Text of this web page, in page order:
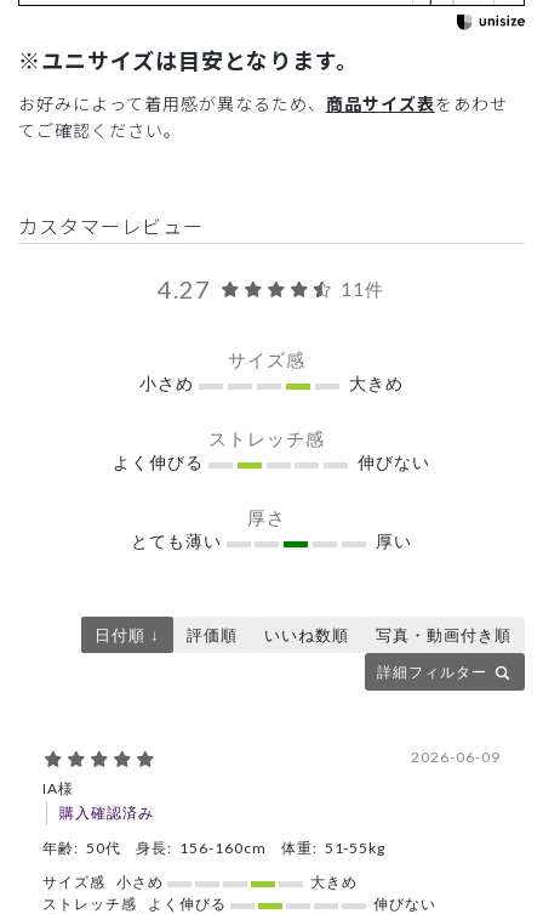
※ユニサイズは目安となります。
お好みによって着用感が異なるため、 商品サイズ表をあわせ
てご確認ください。
カスタマーレビュー
4.27 11件
サイズ感
小さめ 大きめ
ストレッチ感
よく伸びる 伸びない
厚さ
とても薄い 厚い
詳細フィルター
日付順 ↓ 評価順 いいね数順 写真・動画付き順
IA様
購入確認済み
2026-06-09
年齢: 50代 身長: 156-160cm 体重: 51-55kg
サイズ感
小さめ
大きめ
ストレッチ感
よく伸びる
伸びない